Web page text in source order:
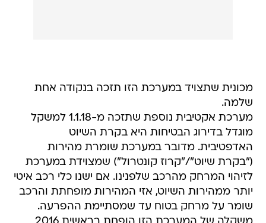
מכונית שתצויד במערכת הזו תזכה בנקודה אחת
שלמה.
מערכת אקטיבית נוספת שתזכה מ-1.1.18 למשקל
מוגדל בדירוג הבטיחות היא בקרת השיוט
האדפטיבית. מדובר במערכת שומרת מהירות
("בקרת שיוט"/"קרוז קונטרול") שמצוידת במערכת
לזיהוי המרחק מהרכב שלפנינו. אם ישנו כלי רכב איטי
יותר ממהירות השיוט, אזי המהירות מופחתת והרכב
שומר על מרחק בטוח עד שמסתיימת ההפרעה.